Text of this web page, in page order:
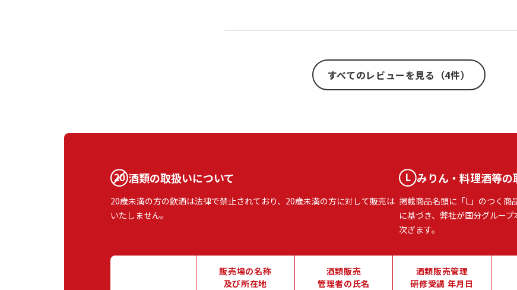
すべてのレビューを見る（4件）
酒類の取扱いについて
20歳未満の方の飲酒は法律で禁止されており、20歳未満の方に対して販売は
いたしません。
みりん・料理酒等の
掲載商品名頭に「L」のつく商
に基づき、弊社が国分グルー
次ぎます。
販売場の名称
及び所在地
酒類販売
管理者の氏名
酒類販売管理
研修受講 年月日